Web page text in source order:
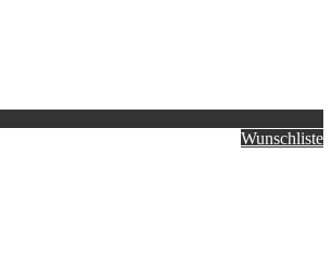
Wunschliste